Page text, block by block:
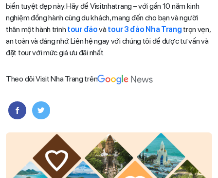
biển tuyệt đẹp này. Hãy để Visitnhatrang – với gần 10 năm kinh
nghiệm đồng hành cùng du khách, mang đến cho bạn và người
thân một hành trình tour đảovà tour 3 đảo Nha Trang trọn vẹn,
an toàn và đáng nhớ. Liên hệ ngay với chúng tôi để được tư vấn và
đặt tour với mức giá ưu đãi nhất.
Theo dõi Visit Nha Trang trên